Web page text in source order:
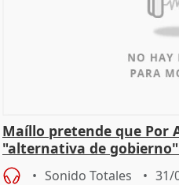
Maíllo pretende que Por
"alternativa de
oposición
Sonido Totales 31/